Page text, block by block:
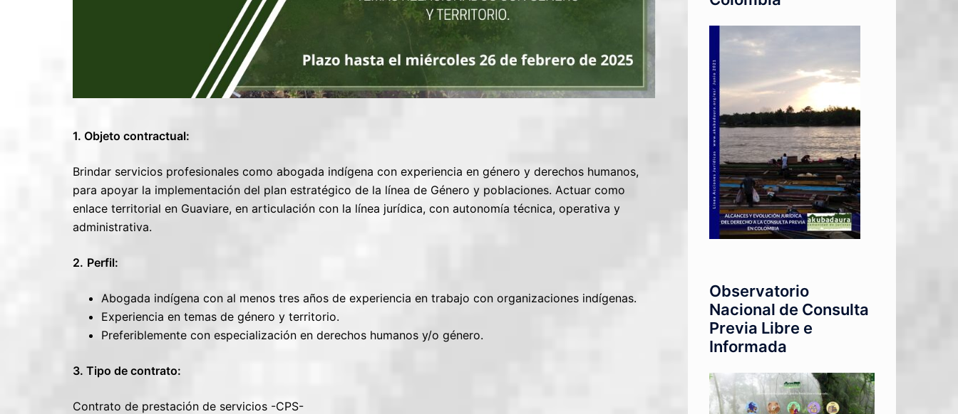
1. Objeto contractual:
Brindar servicios profesionales como abogada indígena con experiencia en género y derechos humanos,
para apoyar la implementación del plan estratégico de la línea de Género y poblaciones. Actuar como
enlace territorial en Guaviare, en articulación con la línea jurídica, con autonomía técnica, operativa y
administrativa.
2. Perfil:
Abogada indígena con al menos tres años de experiencia en trabajo con organizaciones indígenas.
Experiencia en temas de género y territorio.
Preferiblemente con especialización en derechos humanos y/o género.
3. Tipo de contrato:
Contrato de prestación de servicios -CPS-
Observatorio
Nacional de Consulta
Previa Libre e
Informada